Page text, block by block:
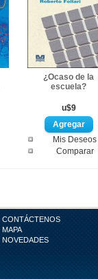
¿Ocaso de la
escuela?
u$9
Mis Deseos
Comparar
CONTÁCTENOS
MAPA
NOVEDADES